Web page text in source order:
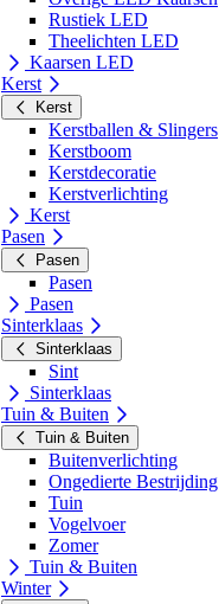
Rustiek LED
Theelichten LED
Kaarsen LED
Kerst
Kerst
Kerstballen & Slingers
Kerstboom
Kerstdecoratie
Kerstverlichting
Kerst
Pasen
Pasen
Pasen
Pasen
Sinterklaas
Sinterklaas
Sint
Sinterklaas
Tuin & Buiten
Tuin & Buiten
Buitenverlichting
Ongedierte Bestrijding
Tuin
Vogelvoer
Zomer
Tuin & Buiten
Winter